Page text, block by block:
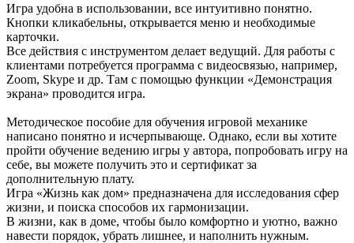
Игра удобна в использовании, все интуитивно понятно.
Кнопки кликабельны, открывается меню и необходимые
карточки.
Все действия с инструментом делает ведущий. Для работы с
клиентами потребуется программа c видеосвязью, например,
Zoom, Skype и др. Там с помощью функции «Демонстрация
экрана» проводится игра.
Методическое пособие для обучения игровой механике
написано понятно и исчерпывающе. Однако, если вы хотите
пройти обучение ведению игры у автора, попробовать игру на
себе, вы можете получить это и сертификат за
дополнительную плату.
Игра «Жизнь как дом» предназначена для исследования сфер
жизни, и поиска способов их гармонизации.
В жизни, как в доме, чтобы было комфортно и уютно, важно
навести порядок, убрать лишнее, и наполнить нужным.